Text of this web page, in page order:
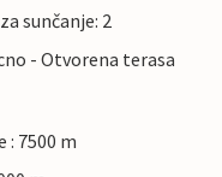
sunčanje: 2
- Otvorena terasa
7500 m